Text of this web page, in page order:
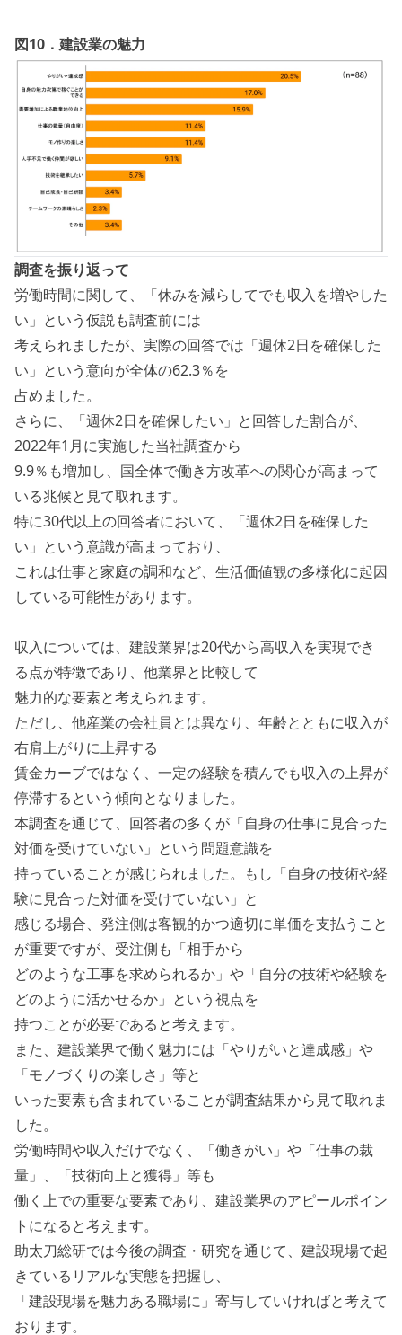
図10．建設業の魅力
調査を振り返って
労働時間に関して、「休みを減らしてでも収入を増やした
い」という仮説も調査前には
考えられましたが、実際の回答では「週休2日を確保した
い」という意向が全体の62.3％を
占めました。
さらに、「週休2日を確保したい」と回答した割合が、
2022年1月に実施した当社調査から
9.9％も増加し、国全体で働き方改革への関心が高まって
いる兆候と見て取れます。
特に30代以上の回答者において、「週休2日を確保した
い」という意識が高まっており、
これは仕事と家庭の調和など、生活価値観の多様化に起因
している可能性があります。
収入については、建設業界は20代から高収入を実現でき
る点が特徴であり、他業界と比較して
魅力的な要素と考えられます。
ただし、他産業の会社員とは異なり、年齢とともに収入が
右肩上がりに上昇する
賃金カーブではなく、一定の経験を積んでも収入の上昇が
停滞するという傾向となりました。
本調査を通じて、回答者の多くが「自身の仕事に見合った
対価を受けていない」という問題意識を
持っていることが感じられました。もし「自身の技術や経
験に見合った対価を受けていない」と
感じる場合、発注側は客観的かつ適切に単価を支払うこと
が重要ですが、受注側も「相手から
どのような工事を求められるか」や「自分の技術や経験を
どのように活かせるか」という視点を
持つことが必要であると考えます。
また、建設業界で働く魅力には「やりがいと達成感」や
「モノづくりの楽しさ」等と
いった要素も含まれていることが調査結果から見て取れま
した。
労働時間や収入だけでなく、「働きがい」や「仕事の裁
量」、「技術向上と獲得」等も
働く上での重要な要素であり、建設業界のアピールポイン
トになると考えます。
助太刀総研では今後の調査・研究を通じて、建設現場で起
きているリアルな実態を把握し、
「建設現場を魅力ある職場に」寄与していければと考えて
おります。